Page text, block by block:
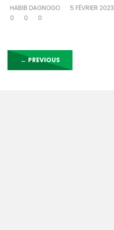
HABIB DAGNOGO
5 FÉVRIER 2023
0
0 0
← PREVIOUS